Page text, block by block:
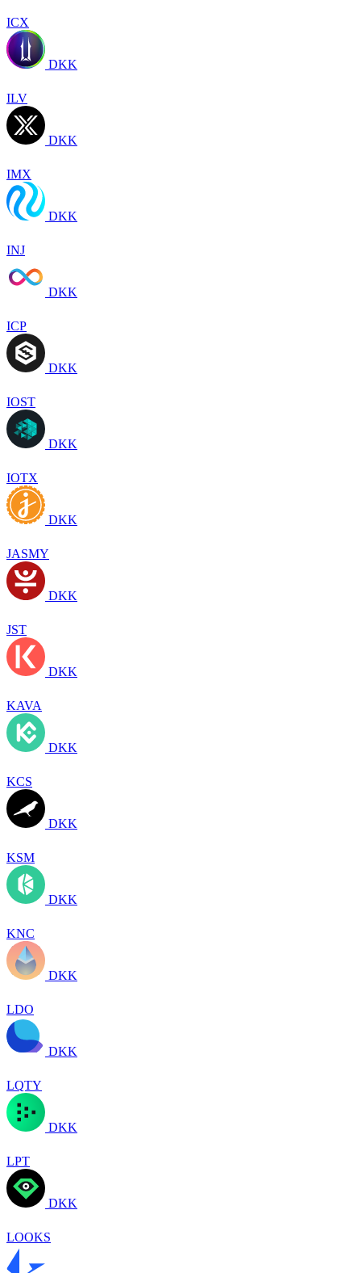
ICX
DKK
ILV
DKK
IMX
DKK
INJ
DKK
ICP
DKK
IOST
DKK
IOTX
DKK
JASMY
DKK
JST
DKK
KAVA
DKK
KCS
DKK
KSM
DKK
KNC
DKK
LDO
DKK
LQTY
DKK
LPT
DKK
LOOKS